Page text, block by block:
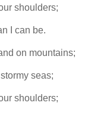
shoulders;
I can be.
on mountains;
seas;
shoulders;